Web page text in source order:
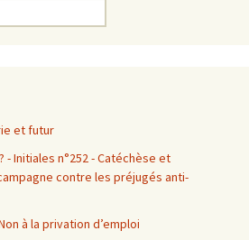
et futur
- Initiales n°252 - Catéchèse et
contre les préjugés anti-
à la privation d’emploi